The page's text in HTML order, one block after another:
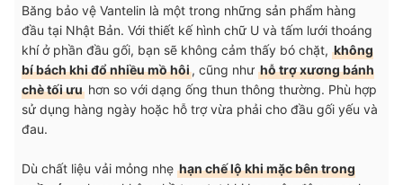
Băng bảo vệ Vantelin là một trong những sản phẩm hàng
đầu tại Nhật Bản. Với thiết kế hình chữ U và tấm lưới thoáng
khí ở phần đầu gối, bạn sẽ không cảm thấy bó chặt, không
bí bách khi đổ nhiều mồ hôi, cũng như hỗ trợ xương bánh
chè tối ưu hơn so với dạng ống thun thông thường. Phù hợp
sử dụng hàng ngày hoặc hỗ trợ vừa phải cho đầu gối yếu và
đau.
Dù chất liệu vải mỏng nhẹ hạn chế lộ khi mặc bên trong